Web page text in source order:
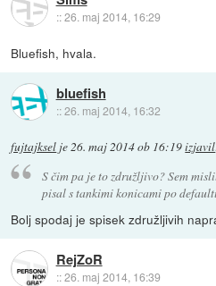
::26. maj 2014, 16:29
Bluefish, hvala.
bluefish
::26. maj 2014, 16:32
fujtajksel je 26. maj 2014 ob 16:19izjavil
S čim pa je to združljivo? Sem
pisal s tankimi konicami po
Bolj spodaj je spisek združljivih
RejZoR
::26. maj 2014, 16:39